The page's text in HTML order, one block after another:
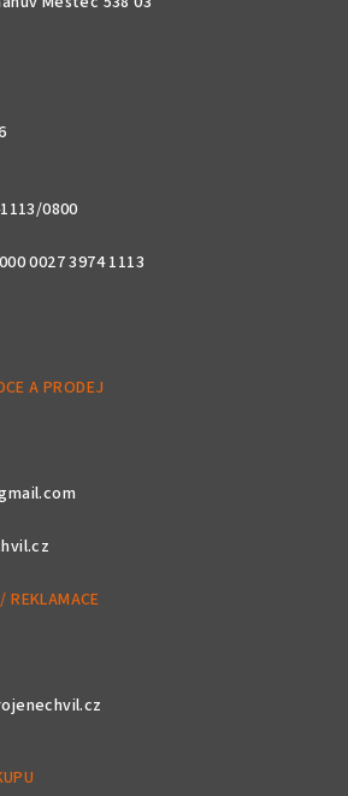
0800
0027 3974 1113
A PRODEJ
REKLAMACE